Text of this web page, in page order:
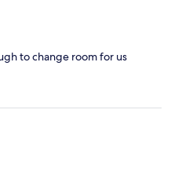
to change room for us